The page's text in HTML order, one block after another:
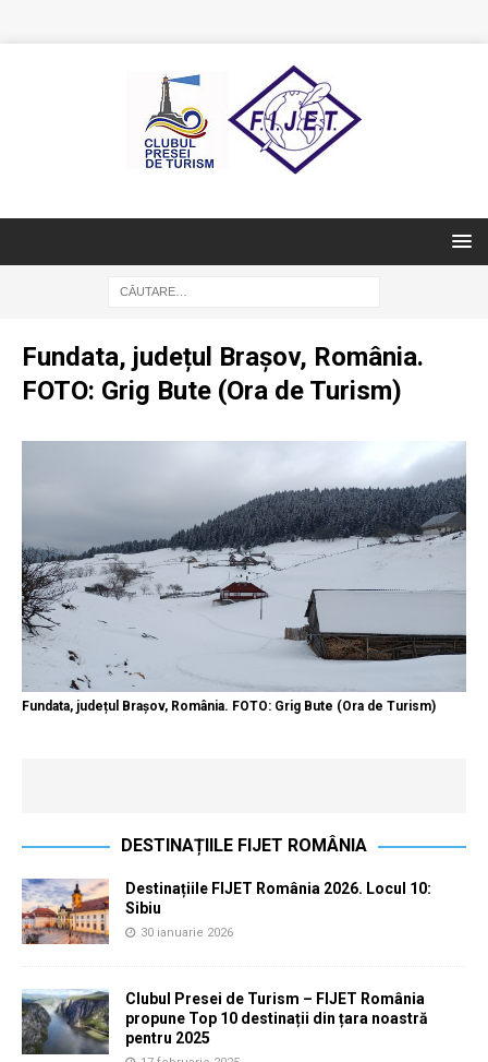
Fundata, județul Brașov, România.
FOTO: Grig Bute (Ora de Turism)
Fundata, județul Brașov, România. FOTO: Grig Bute (Ora de Turism)
DESTINAȚIILE FIJET ROMÂNIA
Destinațiile FIJET România 2026. Locul 10:
Sibiu
30 ianuarie 2026
Clubul Presei de Turism – FIJET România
propune Top 10 destinații din țara noastră
pentru 2025